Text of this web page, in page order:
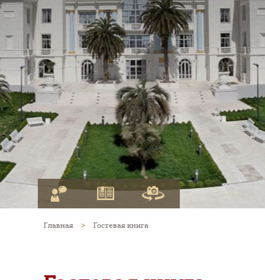
Главная > Гостевая книга